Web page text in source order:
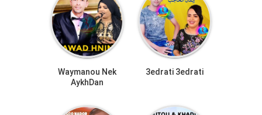
Waymanou Nek
AykhDan
3edrati 3edrati